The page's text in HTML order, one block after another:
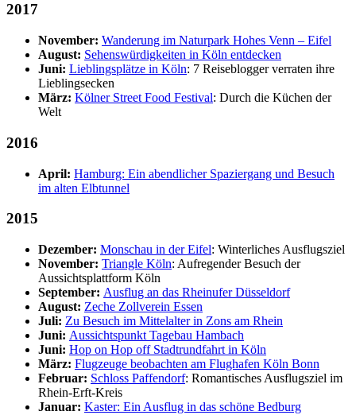
2017
November: Wanderung im Naturpark Hohes Venn – Eifel
August: Sehenswürdigkeiten in Köln entdecken
Juni: Lieblingsplätze in Köln: 7 Reiseblogger verraten ihre
Lieblingsecken
März: Kölner Street Food Festival: Durch die Küchen der
Welt
2016
April: Hamburg: Ein abendlicher Spaziergang und Besuch
im alten Elbtunnel
2015
Dezember: Monschau in der Eifel: Winterliches Ausflugsziel
November: Triangle Köln: Aufregender Besuch der
Aussichtsplattform Köln
September: Ausflug an das Rheinufer Düsseldorf
August: Zeche Zollverein Essen
Juli: Zu Besuch im Mittelalter in Zons am Rhein
Juni: Aussichtspunkt Tagebau Hambach
Juni: Hop on Hop off Stadtrundfahrt in Köln
März: Flugzeuge beobachten am Flughafen Köln Bonn
Februar: Schloss Paffendorf: Romantisches Ausflugsziel im
Rhein-Erft-Kreis
Januar: Kaster: Ein Ausflug in das schöne Bedburg